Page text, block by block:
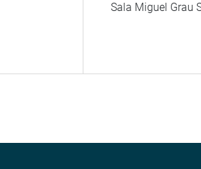
Sala Miguel Grau